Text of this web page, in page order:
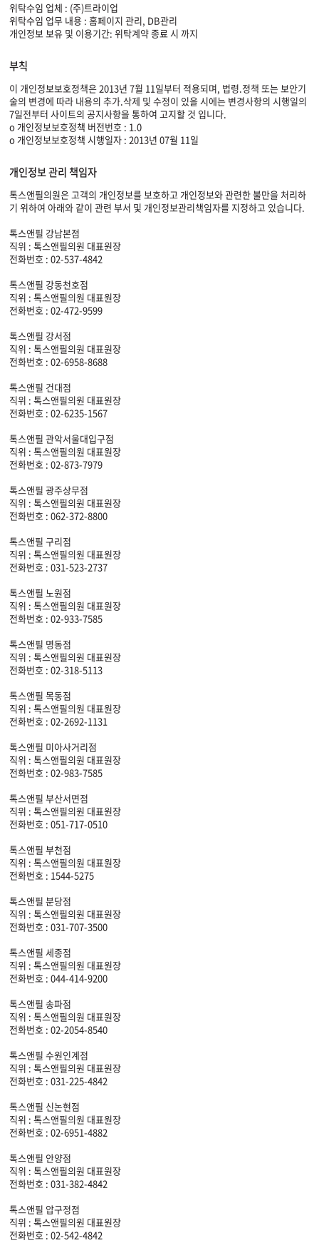
위탁수임 업체 : (주)트라이업
위탁수임 업무 내용 : 홈페이지 관리, DB관리
개인정보 보유 및 이용기간: 위탁계약 종료 시 까지
부칙
이 개인정보보호정책은 2013년 7월 11일부터 적용되며, 법령.정책 또는 보안기
술의 변경에 따라 내용의 추가.삭제 및 수정이 있을 시에는 변경사항의 시행일의
7일전부터 사이트의 공지사항을 통하여 고지할 것 입니다.
o 개인정보보호정책 버전번호 : 1.0
o 개인정보보호정책 시행일자 : 2013년 07월 11일
개인정보 관리 책임자
톡스앤필의원은 고객의 개인정보를 보호하고 개인정보와 관련한 불만을 처리하
기 위하여 아래와 같이 관련 부서 및 개인정보관리책임자를 지정하고 있습니다.
톡스앤필 강남본점
직위 : 톡스앤필의원 대표원장
전화번호 : 02-537-4842
톡스앤필 강동천호점
직위 : 톡스앤필의원 대표원장
전화번호 : 02-472-9599
톡스앤필 강서점
직위 : 톡스앤필의원 대표원장
전화번호 : 02-6958-8688
톡스앤필 건대점
직위 : 톡스앤필의원 대표원장
전화번호 : 02-6235-1567
톡스앤필 관악서울대입구점
직위 : 톡스앤필의원 대표원장
전화번호 : 02-873-7979
톡스앤필 광주상무점
직위 : 톡스앤필의원 대표원장
전화번호 : 062-372-8800
톡스앤필 구리점
직위 : 톡스앤필의원 대표원장
전화번호 : 031-523-2737
톡스앤필 노원점
직위 : 톡스앤필의원 대표원장
전화번호 : 02-933-7585
톡스앤필 명동점
직위 : 톡스앤필의원 대표원장
전화번호 : 02-318-5113
톡스앤필 목동점
직위 : 톡스앤필의원 대표원장
전화번호 : 02-2692-1131
톡스앤필 미아사거리점
직위 : 톡스앤필의원 대표원장
전화번호 : 02-983-7585
톡스앤필 부산서면점
직위 : 톡스앤필의원 대표원장
전화번호 : 051-717-0510
톡스앤필 부천점
직위 : 톡스앤필의원 대표원장
전화번호 : 1544-5275
톡스앤필 분당점
직위 : 톡스앤필의원 대표원장
전화번호 : 031-707-3500
톡스앤필 세종점
직위 : 톡스앤필의원 대표원장
전화번호 : 044-414-9200
톡스앤필 송파점
직위 : 톡스앤필의원 대표원장
전화번호 : 02-2054-8540
톡스앤필 수원인계점
직위 : 톡스앤필의원 대표원장
전화번호 : 031-225-4842
톡스앤필 신논현점
직위 : 톡스앤필의원 대표원장
전화번호 : 02-6951-4882
톡스앤필 안양점
직위 : 톡스앤필의원 대표원장
전화번호 : 031-382-4842
톡스앤필 압구정점
직위 : 톡스앤필의원 대표원장
전화번호 : 02-542-4842